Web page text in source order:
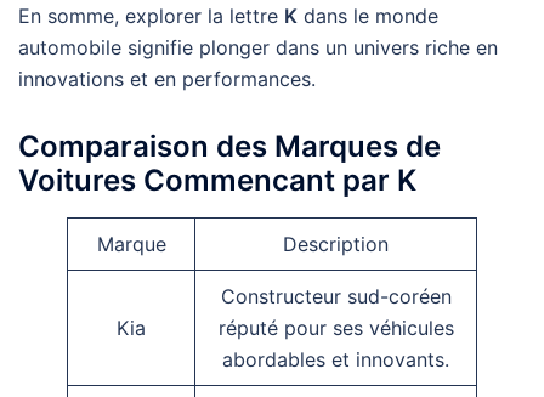
En somme, explorer la lettre K dans le monde
automobile signifie plonger dans un univers riche en
innovations et en performances.
Comparaison des Marques de
Voitures Commencant par K
Marque Description
Kia
Constructeur sud-coréen
réputé pour ses véhicules
abordables et innovants.